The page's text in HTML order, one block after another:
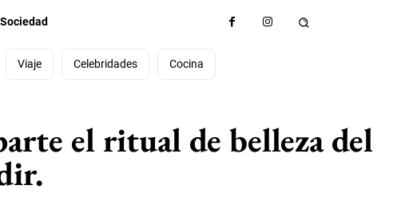
Sociedad
Viaje Celebridades Cocina
el ritual de belleza del